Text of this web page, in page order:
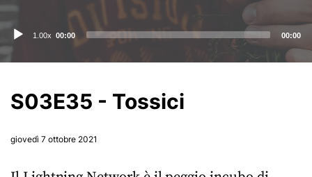
Audio
Player
1.00x 00:00 00:00
S03E35 - Tossici
giovedì 7 ottobre 2021